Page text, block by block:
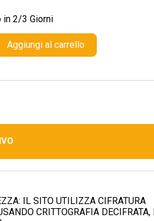
in 2/3 Giorni
Aggiungi al carrello
IL SITO UTILIZZA CIFRATURA
CRITTOGRAFIA DECIFRATA, I